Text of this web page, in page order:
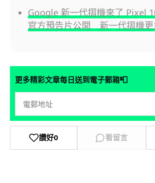
Google 新一代摺機來了 Pixel
官方預告片公開 新一代摺機更
更多精彩文章每日送到電子郵箱📮
讚好0 看留言